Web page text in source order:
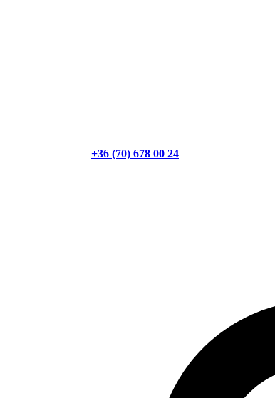
+36 (70) 678 00 24